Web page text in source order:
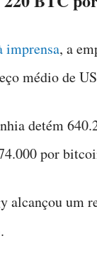
imprensa, a
médio de
detém
por
alcançou um